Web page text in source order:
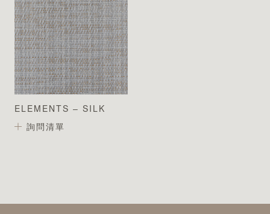
ELEMENTS – SILK
詢問清單